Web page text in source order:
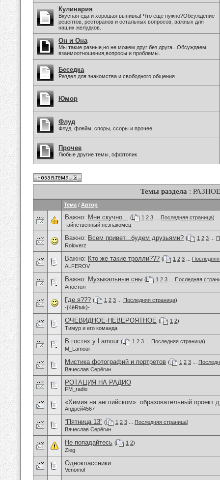
Кулинария
Вкусная еда и хорошая выпивка! Что еще нужно?Обсуждение
рецептов, ресторанов и остальных вопросов, важных для
наших желудков.
Он и Она
Мы такие разные,но не можем друг без друга...Обсуждаем
взаимоотношения,вопросы и проблемы.
Беседка
Раздел для знакомства и свободного общения
Юмор
Флуд
Флуд, флейм, споры, ссоры и прочее.
Прочее
Любые другие темы, оффтопик
Темы раздела : РАЗНОЕ
Тема / Автор
Важно: Мне скучно... ( 1 2 3 Последняя страница)
тайнственный незнакомец
Важно: Всем привет...будем друзьями? ( 1 2 3
Roloverz
Важно: Кто же такие тролли??? ( 1 2 3
ALFEROV
Важно: Музыкальные сны ( 1 2 3
Последняя
Апостол
Где я??? ( 1 2 3 Последняя страница)
-{4ёRtиk}-
ОЧЕВИДНОЕ-НЕВЕРОЯТНОЕ ( 1 2)
Тимур и его команда
В гостях у Lamour ( 1 2 3 Последняя страница)
M_Lamour
Мистика фотографий и портретов ( 1 2 3
Вячеслав Серёгин
РОТАЦИЯ НА РАДИО
FM_radio
«Химия на английском»: образовательный проект
Андрей4567
“Пятница 13” ( 1 2 3 Последняя страница)
Вячеслав Серёгин
Не попадайтесь ( 1 2)
Zieg
Одноклассники
Venomof